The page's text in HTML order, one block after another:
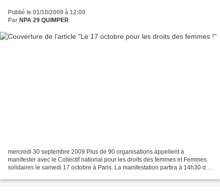
Publié le 01/10/2009 à 12:09
Par NPA 29 QUIMPER
mercredi 30 septembre 2009 Plus de 90 organisations appellent à
manifester avec le Collectif national pour les droits des femmes et Femmes
solidaires le samedi 17 octobre à Paris. La manifestation partira à 14h30 de